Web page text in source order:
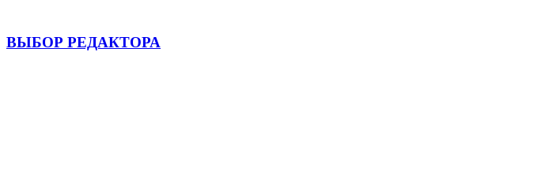
ВЫБОР РЕДАКТОРА